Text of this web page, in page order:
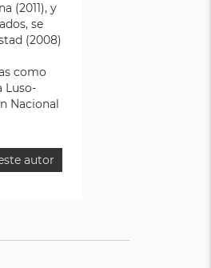
(2011), y
se
(2008)
como
Luso-
Nacional
autor